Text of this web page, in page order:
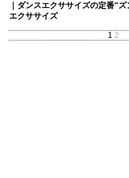
｜ダンスエクササイズの定番“
エクササイズ
1 2